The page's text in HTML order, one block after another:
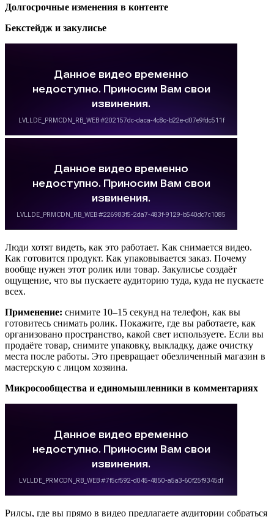
Долгосрочные изменения в контенте
Бекстейдж и закулисье
Люди хотят видеть, как это работает. Как снимается видео.
Как готовится продукт. Как упаковывается заказ. Почему
вообще нужен этот ролик или товар. Закулисье создаёт
ощущение, что вы пускаете аудиторию туда, куда не пускаете
всех.
Применение: снимите 10–15 секунд на телефон, как вы
готовитесь снимать ролик. Покажите, где вы работаете, как
организовано пространство, какой свет используете. Если вы
продаёте товар, снимите упаковку, выкладку, даже очистку
места после работы. Это превращает обезличенный магазин в
мастерскую с лицом хозяина.
Микросообщества и единомышленники в комментариях
Рилсы, где вы прямо в видео предлагаете аудитории собраться